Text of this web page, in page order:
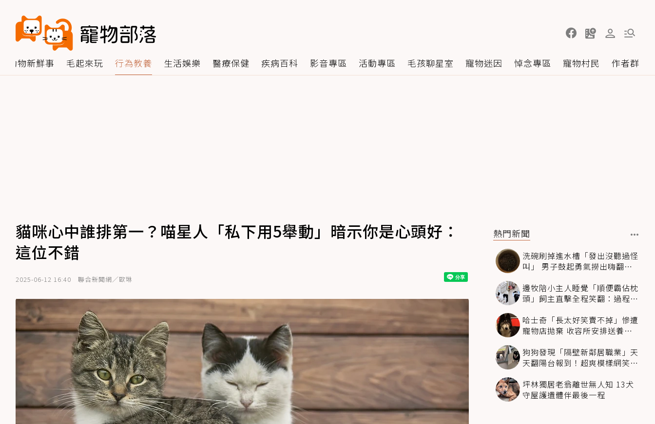
動物新鮮事 毛起來玩 行為教養 生活娛樂 醫療保健 疾病百科 影音專區 活動專區 毛孩聊星室 寵物迷因 悼念專區 寵物村民 作者群
貓咪心中誰排第一？喵星人「私下用5舉動」暗示你是心頭好：
這位不錯
2025-06-12 16:40 聯合新聞網／歐琳
熱門新聞
洗碗刷掉進水槽「發出沒聽過怪
叫」 男子鼓起勇氣撈出嗨翻：
邊牧陪小主人睡覺「順便霸佔枕
頭」飼主直擊全程笑翻：過程絲
哈士奇「長太好笑賣不掉」慘遭
寵物店拋棄 收容所安排送養活
狗狗發現「隔壁新鄰居職業」天
天翻陽台報到！超爽模樣網笑
坪林獨居老翁離世無人知 13犬
守屋護遺體伴最後一程